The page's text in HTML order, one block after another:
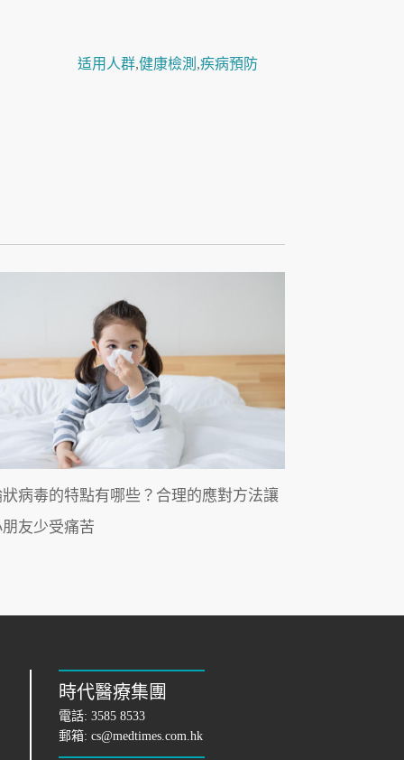
适用人群,健康檢測 ,疾病預防
病毒的特點有哪些？合理的應對方法讓
友少受痛苦
時代醫療集團
電話: 3585 8533
郵箱: cs@medtimes.com.hk